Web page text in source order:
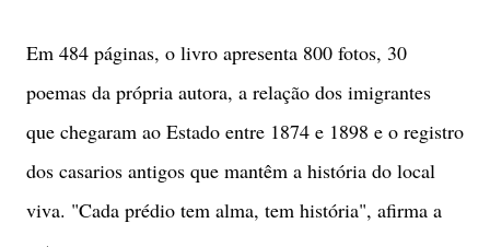
Em 484 páginas, o livro apresenta 800 fotos, 30
poemas da própria autora, a relação dos imigrantes
que chegaram ao Estado entre 1874 e 1898 e o registro
dos casarios antigos que mantêm a história do local
viva. "Cada prédio tem alma, tem história", afirma a